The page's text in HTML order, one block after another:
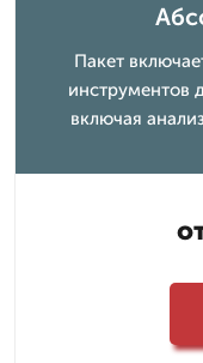
Пакет
инструментов
включая